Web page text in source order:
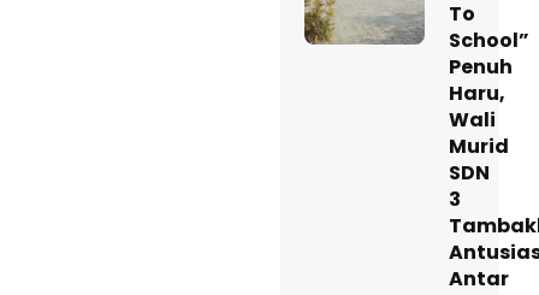
To
School”
Penuh
Haru,
Wali
Murid
SDN
3
Antar